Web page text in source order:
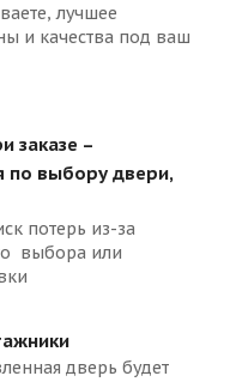
лучшее
и качества под ваш
заказе –
по выбору двери,
потерь из-за
выбора или
дверь будет